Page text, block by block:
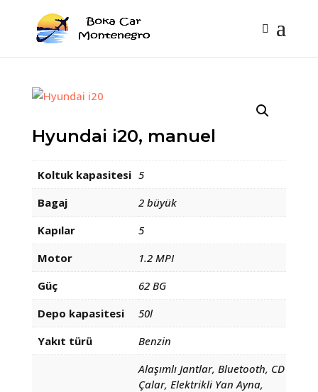
Hyundai i20, manuel
Koltuk kapasitesi 5
Bagaj
2 büyük
Kapılar
5
Motor
1.2 MPI
Güç
62 BG
Depo kapasitesi
50l
Yakıt türü
Benzin
Alaşımlı Jantlar, Bluetooth, CD
Çalar, Elektrikli Yan Ayna,